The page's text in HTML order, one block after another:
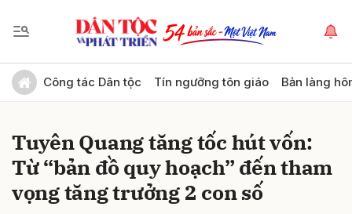
Công tác Dân tộc Tín ngưỡng tôn giáo Bản làng
Tuyên Quang tăng tốc hút vốn:
Từ “bản đồ quy hoạch” đến tham
vọng tăng trưởng 2 con số
Gửi bình luận